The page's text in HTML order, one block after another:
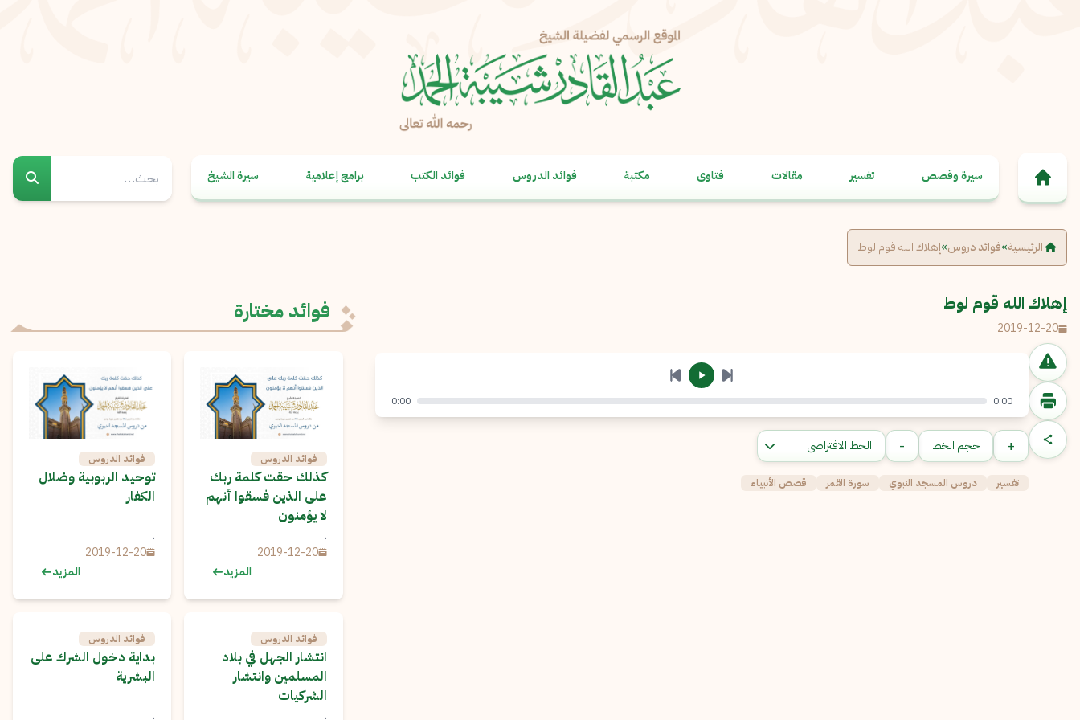
سيرة وقصص تفسير مقالات فتاوى مكتبة فوائد الدروس فوائد الكتب برامج إعلامية سيرة الشيخ
الرئيسية»فوائد دروس»إهلاك الله قوم لوط
إهلاك الله قوم لوط
2019-12-20
الإبلاغ عن مشكلة
البريد الإلكتروني*
إرسال
نسخ
0:00
0:00
+ حجم الخط -
تفسير دروس المسجد النبوي سورة القمر قصص الأنبياء
فوائد مختارة
فوائد الدروس
كذلك حقت كلمة ربك
على الذين فسقوا أنهم
لا يؤمنون
.
2019-12-20
المزيد
فوائد الدروس
توحيد الربوبية وضلال
الكفار
.
2019-12-20
المزيد
فوائد الدروس
انتشار الجهل في بلاد
المسلمين وانتشار
الشركيات
.
فوائد الدروس
بداية دخول الشرك على
البشرية
.